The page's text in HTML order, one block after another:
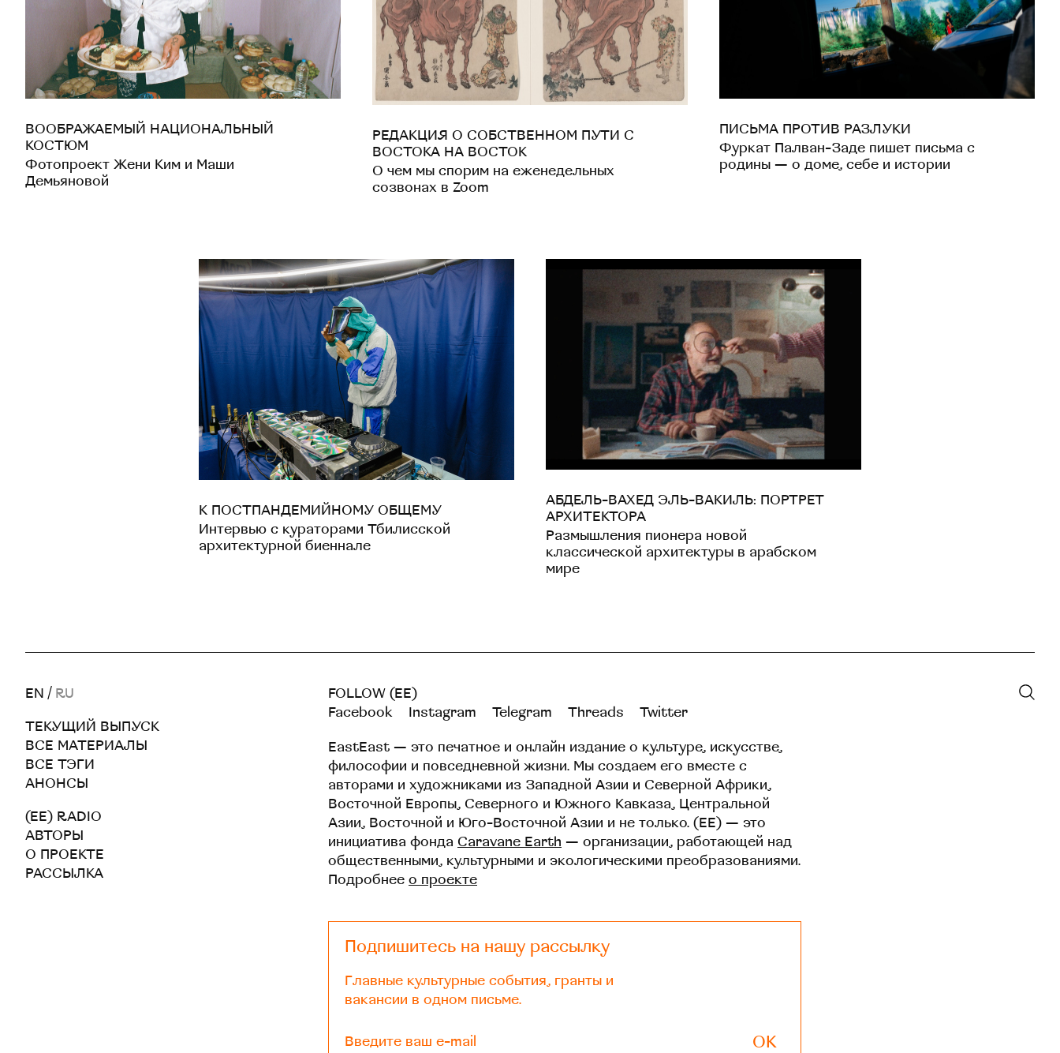
ВООБРАЖАЕМЫЙ НАЦИОНАЛЬНЫЙ
КОСТЮМ
Фотопроект Жени Ким и Маши
Демьяновой
РЕДАКЦИЯ О СОБСТВЕННОМ ПУТИ С
ВОСТОКА НА ВОСТОК
О чем мы спорим на еженедельных
созвонах в Zoom
ПИСЬМА ПРОТИВ РАЗЛУКИ
Фуркат Палван-Заде пишет письма с
родины — о доме, себе и истории
К ПОСТПАНДЕМИЙНОМУ ОБЩЕМУ
Интервью с кураторами Тбилисской
архитектурной биеннале
АБДЕЛЬ-ВАХЕД ЭЛЬ-ВАКИЛЬ: ПОРТРЕТ
АРХИТЕКТОРА
Размышления пионера новой
классической архитектуры в арабском
мире
EN / RU
ТЕКУЩИЙ ВЫПУСК
ВСЕ МАТЕРИАЛЫ
ВСЕ ТЭГИ
АНОНСЫ
(EE) RADIO
АВТОРЫ
О ПРОЕКТЕ
РАССЫЛКА
FOLLOW (EE)
Facebook
Instagram Telegram Threads Twitter
EastEast — это печатное и онлайн издание о культуре, искусстве,
философии и повседневной жизни. Мы создаем его вместе с
авторами и художниками из Западной Азии и Северной Африки,
Восточной Европы, Северного и Южного Кавказа, Центральной
Азии, Восточной и Юго-Восточной Азии и не только. (EE) — это
инициатива фонда Caravane Earth — организации, работающей над
общественными, культурными и экологическими преобразованиями.
Подробнее о проекте
Подпишитесь на нашу рассылку
Главные культурные события, гранты и
вакансии в одном письме.
OK